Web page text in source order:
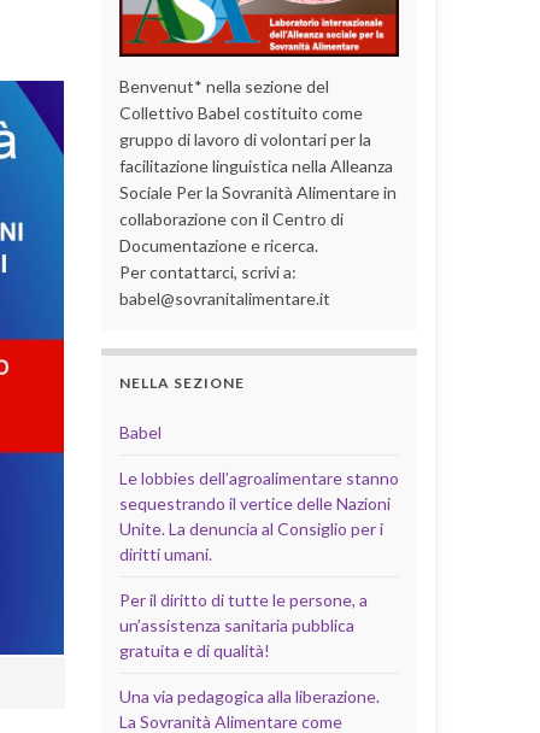
Benvenut* nella sezione del
Collettivo Babel costituito come
gruppo di lavoro di volontari per la
facilitazione linguistica nella Alleanza
Sociale Per la Sovranità Alimentare in
collaborazione con il Centro di
Documentazione e ricerca.
Per contattarci, scrivi a:
babel@sovranitalimentare.it
NELLA SEZIONE
Babel
Le lobbies dell’agroalimentare stanno
sequestrando il vertice delle Nazioni
Unite. La denuncia al Consiglio per i
diritti umani.
Per il diritto di tutte le persone, a
un’assistenza sanitaria pubblica
gratuita e di qualità!
Una via pedagogica alla liberazione.
La Sovranità Alimentare come